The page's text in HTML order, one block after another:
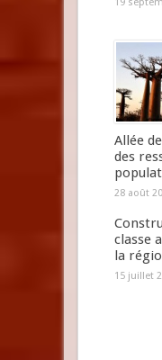
19
Allée
des
28 août
classe
la
15 juillet